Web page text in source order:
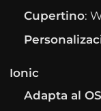
Cupertino:
Ionic
Adapta al OS